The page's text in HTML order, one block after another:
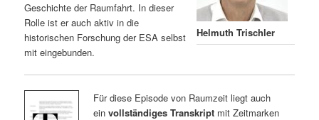
Helmuth Trischler
Geschichte der Raumfahrt. In dieser
Rolle ist er auch aktiv in die
historischen Forschung der ESA selbst
mit eingebunden.
Für diese Episode von Raumzeit liegt auch
ein vollständiges Transkriptmit Zeitmarken